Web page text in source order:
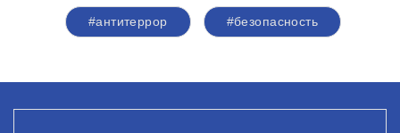
#антитеррор #безопасность